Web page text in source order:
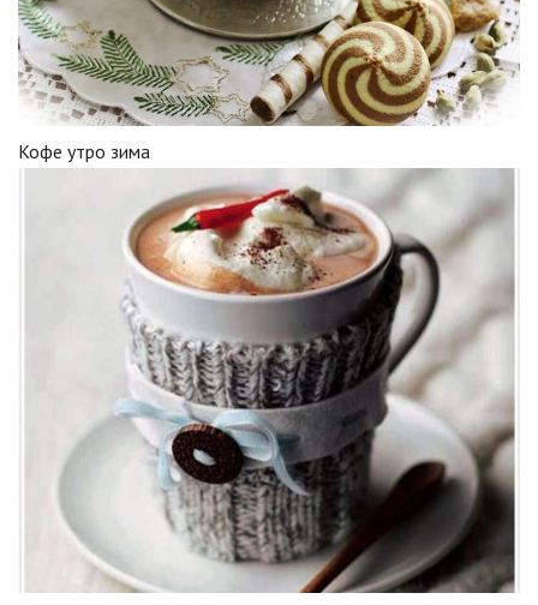
Кофе утро зима